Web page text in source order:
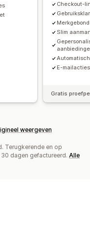
Checkout-
Slim
E-
Gratis
weergeven
Terugkerende en op
dagen gefactureerd. Alle